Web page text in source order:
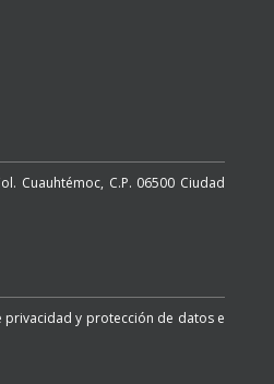
Cuauhtémoc, C.P. 06500 Ciudad
privacidad y protección de datos e